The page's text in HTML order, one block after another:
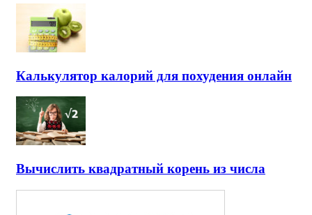
Калькулятор калорий для похудения онлайн
Вычислить квадратный корень из числа